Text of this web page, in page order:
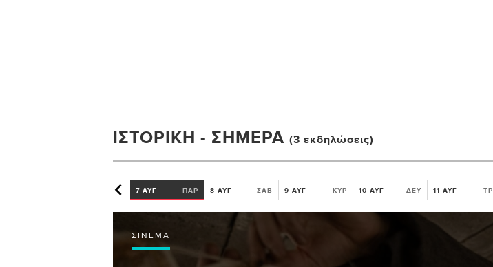
ΙΣΤΟΡΙΚΉ - ΣΉΜΕΡΑ (3 εκδηλώσεις)
7 ΑΥΓ ΠΑΡ 8 ΑΥΓ ΣΑΒ 9 ΑΥΓ ΚΥΡ 10 ΑΥΓ ΔΕΥ 11 ΑΥΓ
ΣΙΝΕΜΆ